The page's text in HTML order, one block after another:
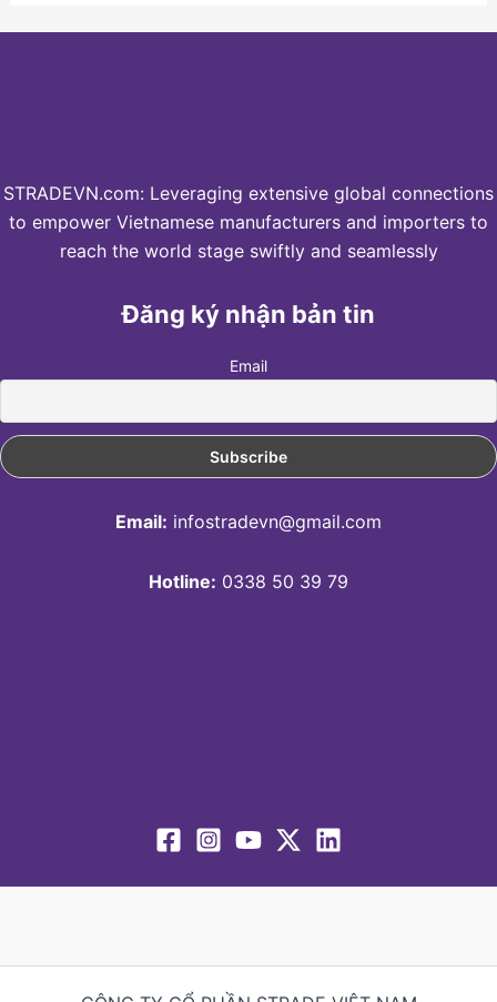
STRADEVN.com: Leveraging extensive global connections
to empower Vietnamese manufacturers and importers to
reach the world stage swiftly and seamlessly
Đăng ký nhận bản tin
Email
Email: infostradevn@gmail.com
Hotline: 0338 50 39 79